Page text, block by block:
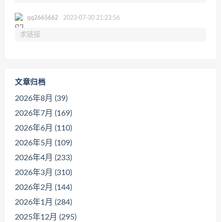
qq2665662 2023-07-30 21:23:56
求链接
文章归档
2026年8月 (39)
2026年7月 (169)
2026年6月 (110)
2026年5月 (109)
2026年4月 (233)
2026年3月 (310)
2026年2月 (144)
2026年1月 (284)
2025年12月 (295)